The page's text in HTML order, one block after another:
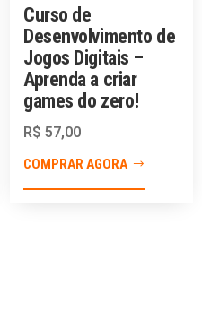
Curso de
Desenvolvimento de
Jogos Digitais –
Aprenda a criar
games do zero!
R$ 57,00
COMPRAR AGORA